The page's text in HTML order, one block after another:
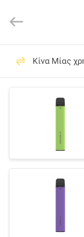
ΣΠΊΤΙ
ΠΡΟΪΌΝΤΑ
ΠΕΡΊΠΟΥ
ΕΜΕΊΣ
ΕΡΓΟΣΤΑΣΊΩΝ
Developed
Μίας
Vape
Μίας
Κίνα Μίας